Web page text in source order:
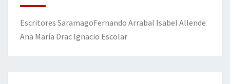
Escritores SaramagoFernando Arrabal Isabel Allende
Ana María Drac Ignacio Escolar